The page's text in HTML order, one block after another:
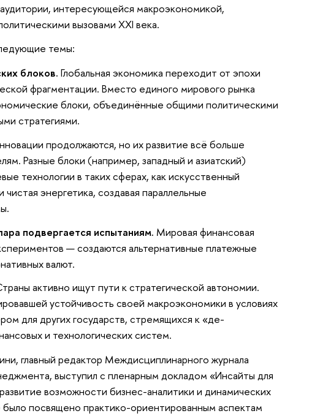
интересующейся макроэкономикой,
вызовами XXI века.
темы:
блоков. Глобальная экономика переходит от эпохи
фрагментации. Вместо единого мирового рынка
блоки, объединённые общими политическими
стратегиями.
продолжаются, но их развитие всё больше
Разные блоки (например, западный и азиатский)
технологии в таких сферах, как искусственный
энергетика, создавая параллельные
подвергается испытаниям. Мировая финансовая
— создаются альтернативные платежные
валют.
активно ищут пути к стратегической автономии.
устойчивость своей макроэкономики в условиях
для других государств, стремящихся к «де-
и технологических систем.
главный редактор Междисциплинарного журнала
выступил с пленарным докладом «Инсайты для
возможности бизнес-аналитики и динамических
посвящено практико-ориентированным аспектам